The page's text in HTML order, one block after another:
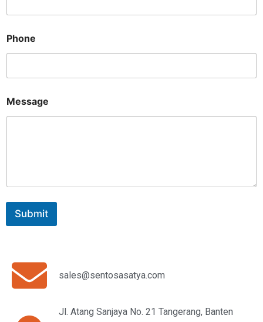
Phone
Message
Submit
sales@sentosasatya.com
Jl. Atang Sanjaya No. 21 Tangerang, Banten